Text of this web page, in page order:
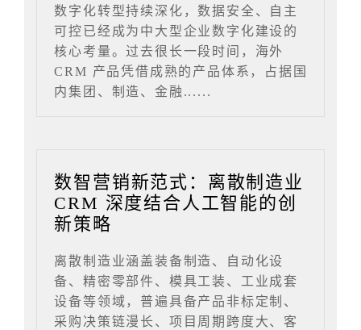
数字化转型持续深化，数据安全、自主
可控已经成为中大型企业数字化建设的
核心考量。过去很长一段时间，海外
CRM 产品凭借成熟的产品体系，占据国
内集团、制造、金融......
数智营销新范式：离散制造业
CRM 深度结合人工智能的创
新策略
离散制造业涵盖装备制造、自动化设
备、精密零部件、模具工装、工业成套
设备等领域，普遍具备产品非标定制、
采购决策链漫长、项目周期跨度大、客